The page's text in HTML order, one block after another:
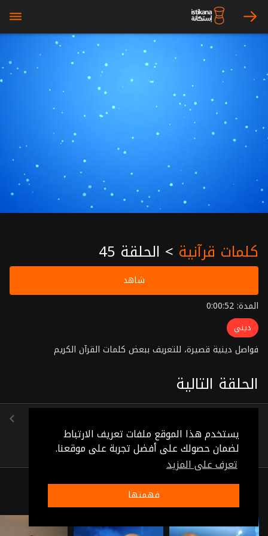
يستخدم هذا الموقع ملفات تعريف الارتباط
لضمان حصولك على أفضل تجربة على موقعنا.
تعرف على المزيد
فهمتها
arrow_right
bars
كلمات قرآنية > الحلقة 45
شاهد
المدة: 0:00:52
ديني
فواصل دينية قصيرة، للتعريف ببعض كلمات القرآن الكريم
الحلقة التالية
(0:00:49)